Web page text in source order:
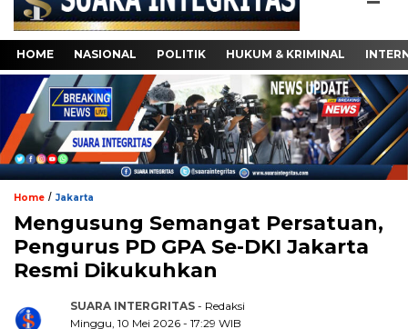
HOME NASIONAL POLITIK HUKUM & KRIMINAL
Home / Jakarta
Mengusung Semangat Persatuan,
Pengurus PD GPA Se-DKI Jakarta
Resmi Dikukuhkan
SUARA INTERGRITAS - Redaksi
Minggu, 10 Mei 2026 - 17:29 WIB